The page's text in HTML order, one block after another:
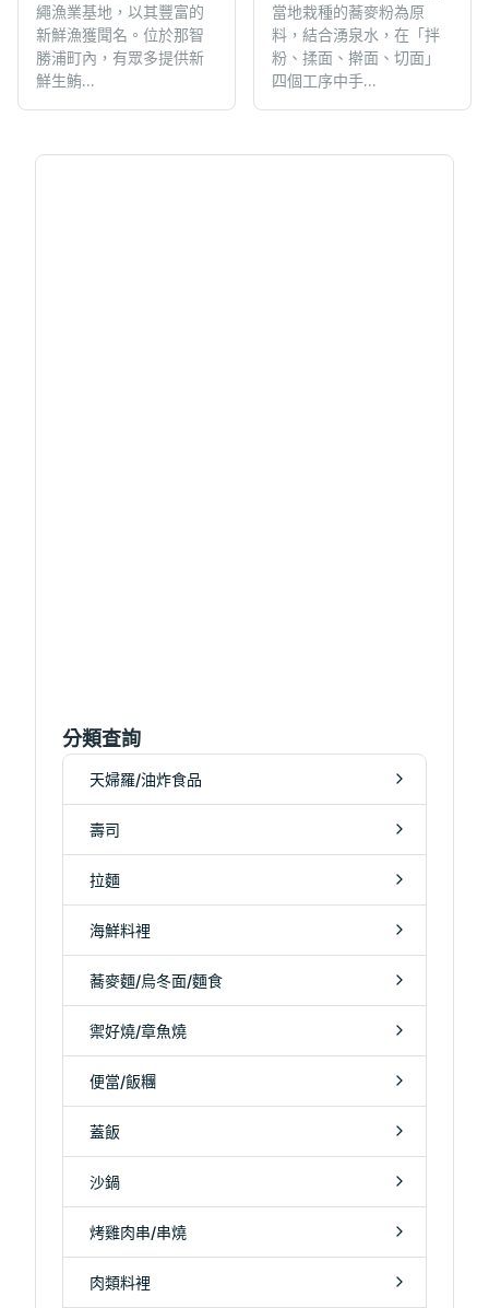
繩漁業基地，以其豐富的
新鮮漁獲聞名。位於那智
勝浦町內，有眾多提供新
鮮生鮪...
當地栽種的蕎麥粉為原
料，結合湧泉水，在「拌
粉、揉面、擀面、切面」
四個工序中手...
分類查詢
天婦羅/油炸食品
壽司
拉麵
海鮮料裡
蕎麥麵/烏冬面/麵食
禦好燒/章魚燒
便當/飯糰
蓋飯
沙鍋
烤雞肉串/串燒
肉類料裡